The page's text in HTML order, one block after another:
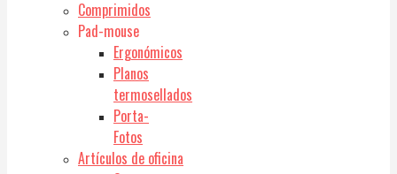
Comprimidos
Pad-mouse
Ergonómicos
Planos
termosellados
Porta-
Fotos
Artículos de oficina